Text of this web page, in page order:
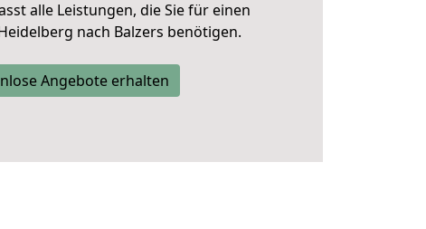
alle Leistungen, die Sie für einen
nach Balzers benötigen.
Angebote erhalten